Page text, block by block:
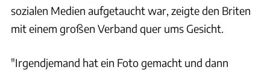
sozialen Medien aufgetaucht war, zeigte den Briten
mit einem großen Verband quer ums Gesicht.
"Irgendjemand hat ein Foto gemacht und dann